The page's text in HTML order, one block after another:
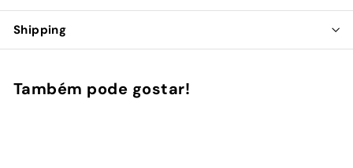
Shipping
Também pode gostar!